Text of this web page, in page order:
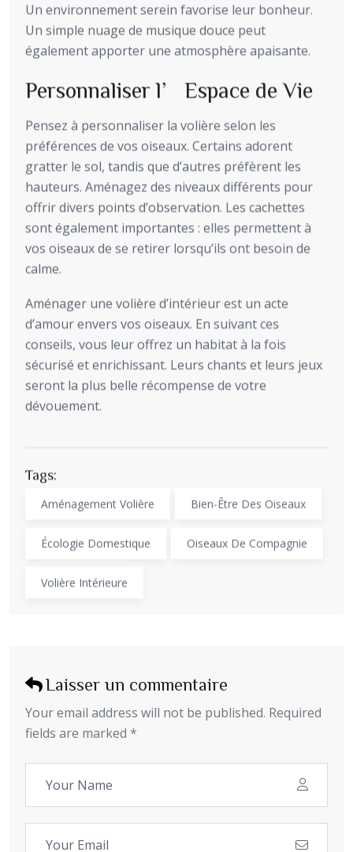
Un environnement serein favorise leur bonheur.
Un simple nuage de musique douce peut
également apporter une atmosphère apaisante.
Personnaliser l’Espace de Vie
Pensez à personnaliser la volière selon les
préférences de vos oiseaux. Certains adorent
gratter le sol, tandis que d’autres préfèrent les
hauteurs. Aménagez des niveaux différents pour
offrir divers points d’observation. Les cachettes
sont également importantes : elles permettent à
vos oiseaux de se retirer lorsqu’ils ont besoin de
calme.
Aménager une volière d’intérieur est un acte
d’amour envers vos oiseaux. En suivant ces
conseils, vous leur offrez un habitat à la fois
sécurisé et enrichissant. Leurs chants et leurs jeux
seront la plus belle récompense de votre
dévouement.
Tags:
Aménagement Volière Bien-Être Des Oiseaux
Écologie Domestique Oiseaux De Compagnie
Volière Intérieure
Laisser un commentaire
Your email address will not be published. Required
fields are marked *